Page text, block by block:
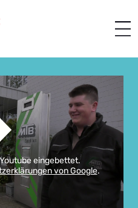
eingebettet.
von Google.